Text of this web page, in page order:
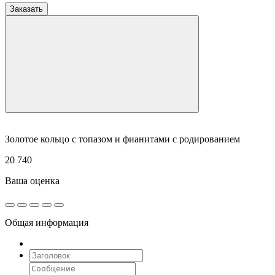
Заказать
Золотое кольцо с топазом и фианитами с родированием
20 740
Ваша оценка
Общая информация